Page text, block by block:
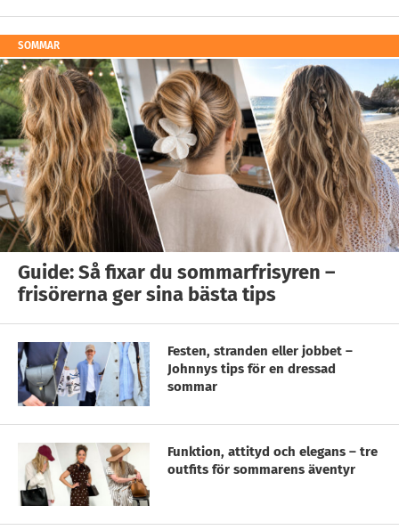
SOMMAR
Guide: Så fixar du sommarfrisyren –
frisörerna ger sina bästa tips
Festen, stranden eller jobbet –
Johnnys tips för en dressad
sommar
Funktion, attityd och elegans – tre
outfits för sommarens äventyr